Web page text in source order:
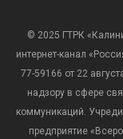
© 2025 ГТРК
интернет-канал
77-59166 от 22
надзору в сфере
коммуникаций.
предприятие